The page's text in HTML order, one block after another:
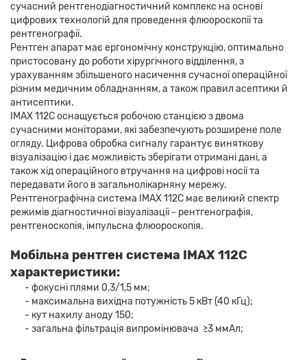
сучасний рентгенодіагностичний комплекс на основі
цифрових технологій для проведення флюороскопії та
рентгенографії.
Рентген апарат має ергономічну конструкцію, оптимально
пристосовану до роботи хірургічного відділення, з
урахуванням збільшеного насичення сучасної операційної
різним медичним обладнанням, а також правил асептики й
антисептики.
IMAX 112C оснащується робочою станцією з двома
сучасними моніторами, які забезпечують розширене поле
огляду. Цифрова обробка сигналу гарантує виняткову
візуалізацію і дає можливість зберігати отримані дані, а
також хід операційного втручання на цифрові носії та
передавати його в загальнолікарняну мережу.
Рентгенографічна система IMAX 112C має великий спектр
режимів діагностичної візуалізації - рентгенографія,
рентгеноскопія, імпульсна флюороскопія.
Мобільна рентген система IMAX 112C
характеристики:
- фокусні плями 0,3/1,5 мм;
- максимальна вихідна потужність 5 кВт (40 кГц);
- кут нахилу аноду 150;
- загальна фільтрація випромінювача ≥3 ммАл;